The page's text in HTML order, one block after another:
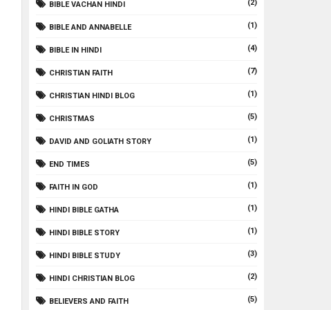
BIBLE VACHAN HINDI (2)
BIBLE AND ANNABELLE (1)
BIBLE IN HINDI (4)
CHRISTIAN FAITH (7)
CHRISTIAN HINDI BLOG (1)
CHRISTMAS (5)
DAVID AND GOLIATH STORY (1)
END TIMES (5)
FAITH IN GOD (1)
HINDI BIBLE GATHA (1)
HINDI BIBLE STORY (1)
HINDI BIBLE STUDY (3)
HINDI CHRISTIAN BLOG (2)
BELIEVERS AND FAITH (5)